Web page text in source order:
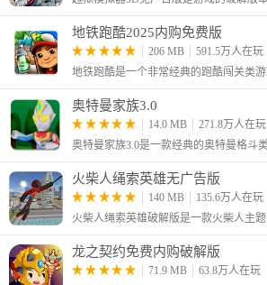
置派队密码并分享给好友，一起开房间玩。
地铁跑酷2025内购免费版
206 MB
591.5万人在玩
奥特曼家族3.0
14.0 MB
271.8万人在玩
火柴人绳索英雄无广告版
140 MB
135.6万人在玩
龙之契约免费内购破解版
71.9 MB
63.8万人在玩